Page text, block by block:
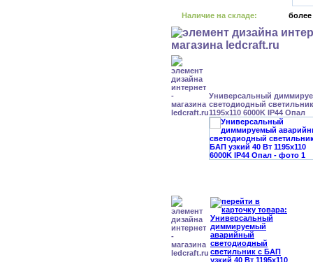
Наличие на складе: более
Универсальный
светодиодный
1195x110 6000K IP44 Опал